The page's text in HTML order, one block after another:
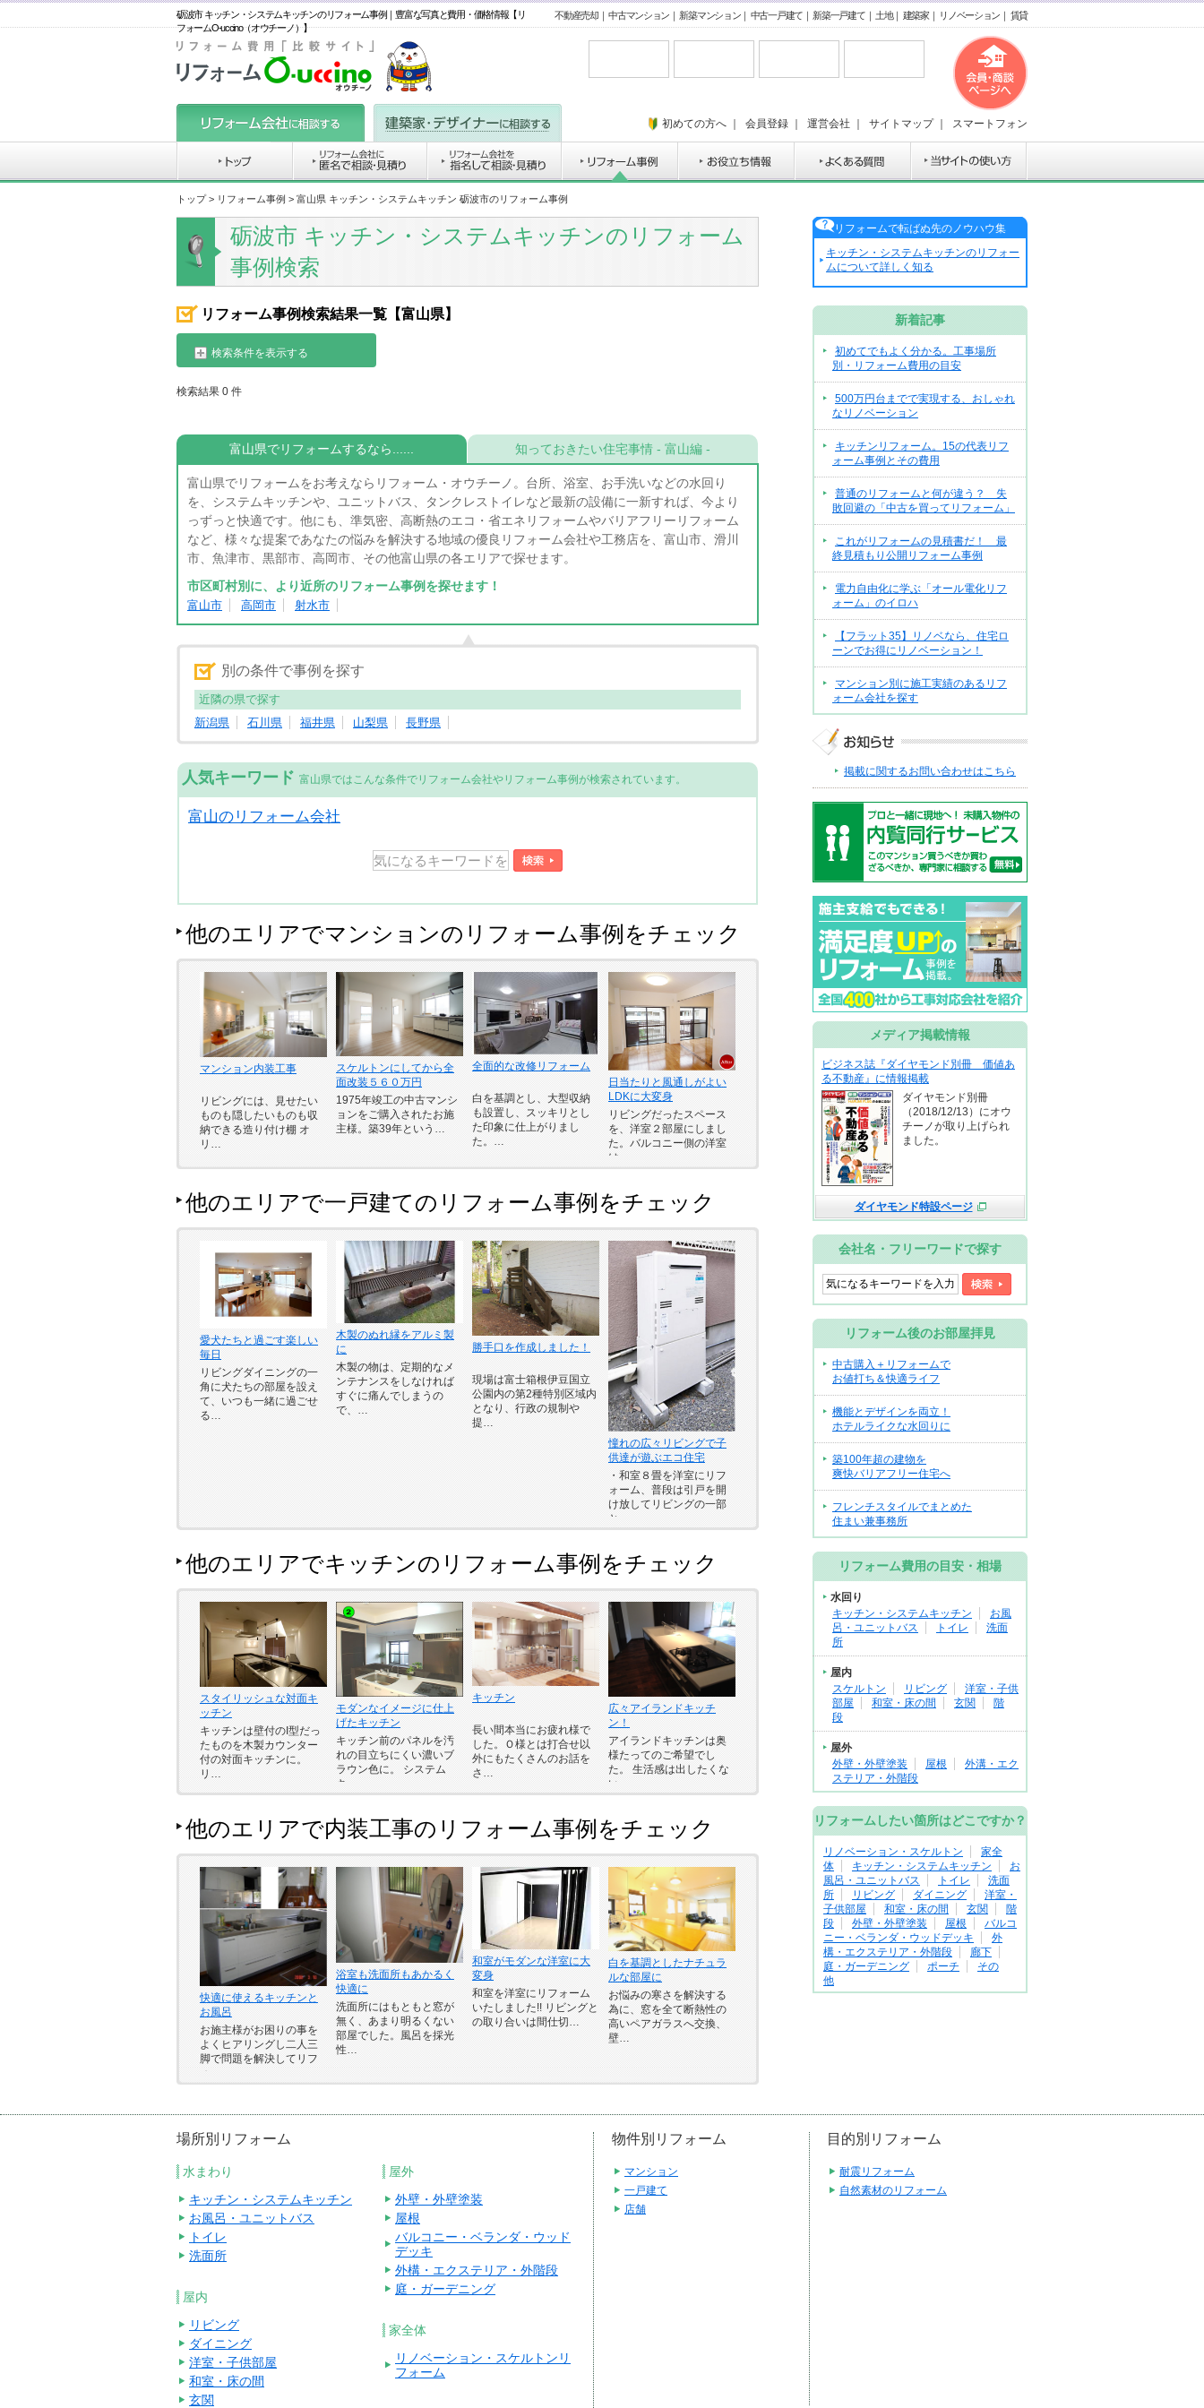
砺波市 キッチン・システムキッチンのリフォーム事例｜豊富な写真と費用・価格情報【リ
フォームO-uccino（オウチーノ）】
不動産売却｜ 中古マンション ｜ 新築マンション｜ 中古一戸建て｜ 新築一戸建て｜ 土地｜ 建築家｜ リノベーション ｜ 賃貸
初めての方へ 会員登録 運営会社 サイトマップ｜ スマートフォン
トップ> リフォーム事例 > 富山県 キッチン・システムキッチン 砺波市のリフォーム事例
砺波市 キッチン・システムキッチンのリフォーム
事例検索
リフォーム事例検索結果一覧【富山県】
検索条件を表示する
検索結果 0 件
富山県でリフォームするなら...... 知っておきたい住宅事情 - 富山編 -
富山県でリフォームをお考えならリフォーム・オウチーノ。台所、浴室、お手洗いなどの水回り
を、システムキッチンや、ユニットバス、タンクレストイレなど最新の設備に一新すれば、今より
っずっと快適です。他にも、準気密、高断熱のエコ・省エネリフォームやバリアフリーリフォーム
など、様々な提案であなたの悩みを解決する地域の優良リフォーム会社や工務店を、富山市、滑川
市、魚津市、黒部市、高岡市、その他富山県の各エリアで探せます。
市区町村別に、より近所のリフォーム事例を探せます！
富山市 高岡市 射水市
別の条件で事例を探す
近隣の県で探す
新潟県
石川県 福井県 山梨県 長野県
人気キーワード 富山県ではこんな条件でリフォーム会社やリフォーム事例が検索されています。
富山のリフォーム会社
他のエリアでマンションのリフォーム事例をチェック
マンション内装工事
リビングには、見せたい
ものも隠したいものも収
納できる造り付け棚 オ
リ…
スケルトンにしてから全
面改装５６０万円
1975年竣工の中古マンシ
ョンをご購入されたお施
主様。築39年という…
全面的な改修リフォーム
白を基調とし、大型収納
も設置し、スッキリとし
た印象に仕上がりまし
た。…
日当たりと風通しがよい
LDKに大変身
リビングだったスペース
を、洋室２部屋にしまし
た。バルコニー側の洋室
は…
他のエリアで一戸建てのリフォーム事例をチェック
愛犬たちと過ごす楽しい
毎日
リビングダイニングの一
角に犬たちの部屋を設え
て、いつも一緒に過ごせ
る…
木製のぬれ縁をアルミ製
に
木製の物は、定期的なメ
ンテナンスをしなければ
すぐに痛んでしまうの
で、…
勝手口を作成しました！
現場は富士箱根伊豆国立
公園内の第2種特別区域内
となり、行政の規制や
提…
憧れの広々リビングで子
供達が遊ぶエコ住宅
・和室８畳を洋室にリフ
ォーム、普段は引戸を開
け放してリビングの一部
と…
他のエリアでキッチンのリフォーム事例をチェック
スタイリッシュな対面キ
ッチン
キッチンは壁付のI型だっ
たものを木製カウンター
付の対面キッチンに。
リ…
モダンなイメージに仕上
げたキッチン
キッチン前のパネルを汚
れの目立ちにくい濃いブ
ラウン色に。 システム
キ…
キッチン
長い間本当にお疲れ様で
した。Ｏ様とは打合せ以
外にもたくさんのお話を
さ…
広々アイランドキッチ
ン！
アイランドキッチンは奥
様たってのご希望でし
た。 生活感は出したくな
い…
他のエリアで内装工事のリフォーム事例をチェック
快適に使えるキッチンと
お風呂
お施主様がお困りの事を
よくヒアリングし二人三
脚で問題を解決してリフ
ォ…
浴室も洗面所もあかるく
快適に
洗面所にはもともと窓が
無く、あまり明るくない
部屋でした。風呂を採光
性…
和室がモダンな洋室に大
変身
和室を洋室にリフォーム
いたしました!! リビングと
の取り合いは間仕切…
白を基調としたナチュラ
ルな部屋に
お悩みの寒さを解決する
為に、窓を全て断熱性の
高いペアガラスへ交換、
壁…
リフォームで転ばぬ先のノウハウ集
キッチン・システムキッチンのリフォー
ムについて詳しく知る
新着記事
初めてでもよく分かる。工事場所
別・リフォーム費用の目安
500万円台までで実現する、おしゃれ
なリノベーション
キッチンリフォーム。15の代表リフ
ォーム事例とその費用
普通のリフォームと何が違う？ 失
敗回避の「中古を買ってリフォーム」
これがリフォームの見積書だ！ 最
終見積もり公開リフォーム事例
電力自由化に学ぶ「オール電化リフ
ォーム」のイロハ
【フラット35】リノベなら、住宅ロ
ーンでお得にリノベーション！
マンション別に施工実績のあるリフ
ォーム会社を探す
掲載に関するお問い合わせはこちら
メディア掲載情報
ビジネス誌『ダイヤモンド別冊 価値あ
る不動産』に情報掲載
ダイヤモンド別冊
（2018/12/13）にオウ
チーノが取り上げられ
ました。
ダイヤモンド特設ページ
会社名・フリーワードで探す
リフォーム後のお部屋拝見
中古購入＋リフォームで
お値打ち＆快適ライフ
機能とデザインを両立！
ホテルライクな水回りに
築100年超の建物を
爽快バリアフリー住宅へ
フレンチスタイルでまとめた
住まい兼事務所
リフォーム費用の目安・相場
水回り
キッチン・システムキッチン
お風
呂・ユニットバス
トイレ
洗面
所
屋内
スケルトン
リビング
洋室・子供
部屋
和室・床の間 玄関
階
段
屋外
外壁・外壁塗装
屋根
外溝・エク
ステリア・外階段
リフォームしたい箇所はどこですか？
リノベーション・スケルトン
家全
体
キッチン・システムキッチン
お
風呂・ユニットバス
トイレ
洗面
所
リビング ダイニング
洋室・
子供部屋
和室・床の間 玄関
階
段
外壁・外壁塗装 屋根
バルコ
ニー・ベランダ・ウッドデッキ
外
構・エクステリア・外階段
廊下
庭・ガーデニング
ポーチ
その
他
場所別リフォーム
水まわり
キッチン・システムキッチン
お風呂・ユニットバス
トイレ
洗面所
屋内
リビング
ダイニング
洋室・子供部屋
和室・床の間
玄関
屋外
外壁・外壁塗装
屋根
バルコニー・ベランダ・ウッド
デッキ
外構・エクステリア・外階段
庭・ガーデニング
家全体
リノベーション・スケルトンリ
フォーム
物件別リフォーム
マンション
一戸建て
店舗
目的別リフォーム
耐震リフォーム
自然素材のリフォーム